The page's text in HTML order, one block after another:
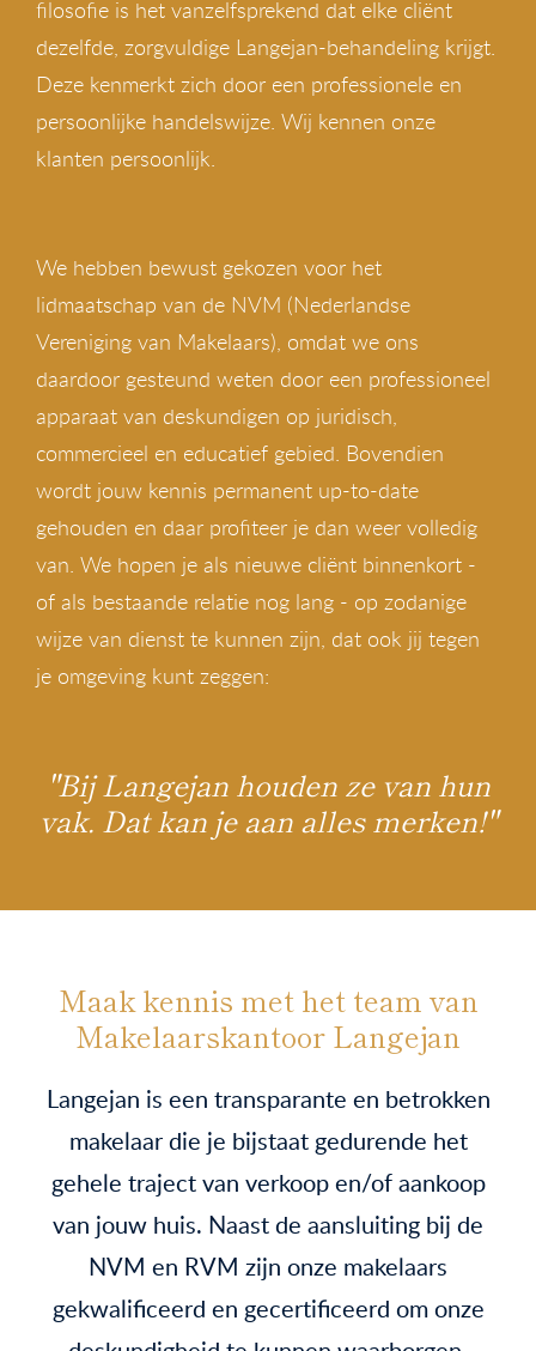
filosofie is het vanzelfsprekend dat elke cliënt
dezelfde, zorgvuldige Langejan-behandeling krijgt.
Deze kenmerkt zich door een professionele en
persoonlijke handelswijze. Wij kennen onze
klanten persoonlijk.
We hebben bewust gekozen voor het
lidmaatschap van de NVM (Nederlandse
Vereniging van Makelaars), omdat we ons
daardoor gesteund weten door een professioneel
apparaat van deskundigen op juridisch,
commercieel en educatief gebied. Bovendien
wordt jouw kennis permanent up-to-date
gehouden en daar profiteer je dan weer volledig
van. We hopen je als nieuwe cliënt binnenkort -
of als bestaande relatie nog lang - op zodanige
wijze van dienst te kunnen zijn, dat ook jij tegen
je omgeving kunt zeggen:
"Bij Langejan houden ze van hun
vak. Dat kan je aan alles merken!"
Maak kennis met het team van
Makelaarskantoor Langejan
Langejan is een transparante en betrokken
makelaar die je bijstaat gedurende het
gehele traject van verkoop en/of aankoop
van jouw huis. Naast de aansluiting bij de
NVM en RVM zijn onze makelaars
gekwalificeerd en gecertificeerd om onze